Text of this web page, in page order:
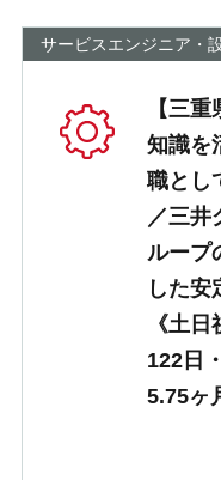
サービスエンジニア・
【三
知識を
職とし
／三井
ループ
した安
《土
122日
5.75ヶ